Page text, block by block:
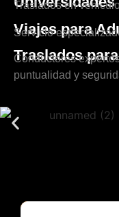
Traslados en
Viajes para
Servicio
Traslados
Conductores
puntualidad y